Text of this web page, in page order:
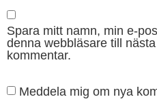
Spara mitt namn, min e-
denna webbläsare till
kommentar.
Meddela mig om nya